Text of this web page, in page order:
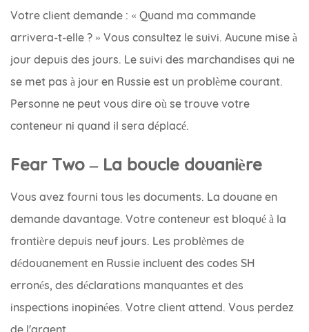
Votre client demande : « Quand ma commande
arrivera-t-elle ? » Vous consultez le suivi. Aucune mise à
jour depuis des jours. Le suivi des marchandises qui ne
se met pas à jour en Russie est un problème courant.
Personne ne peut vous dire où se trouve votre
conteneur ni quand il sera déplacé.
Fear Two – La boucle douanière
Vous avez fourni tous les documents. La douane en
demande davantage. Votre conteneur est bloqué à la
frontière depuis neuf jours. Les problèmes de
dédouanement en Russie incluent des codes SH
erronés, des déclarations manquantes et des
inspections inopinées. Votre client attend. Vous perdez